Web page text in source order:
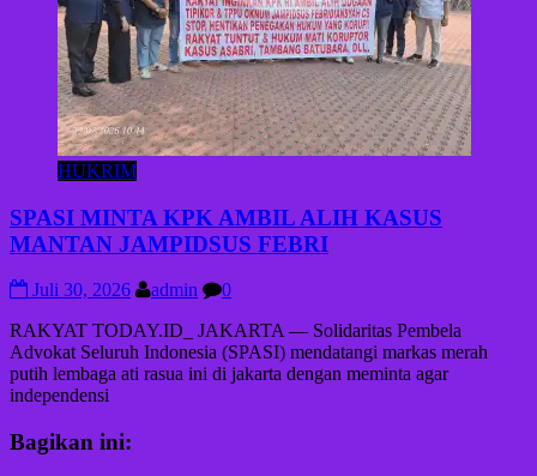
HUKRIM
SPASI MINTA KPK AMBIL ALIH KASUS
MANTAN JAMPIDSUS FEBRI
Juli 30, 2026 admin
0
RAKYAT TODAY.ID_ JAKARTA — Solidaritas Pembela
Advokat Seluruh Indonesia (SPASI) mendatangi markas merah
putih lembaga ati rasua ini di jakarta dengan meminta agar
independensi
Bagikan ini: